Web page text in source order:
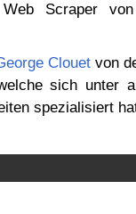
Scraper von
Clouetvon
sich unter
spezialisiert